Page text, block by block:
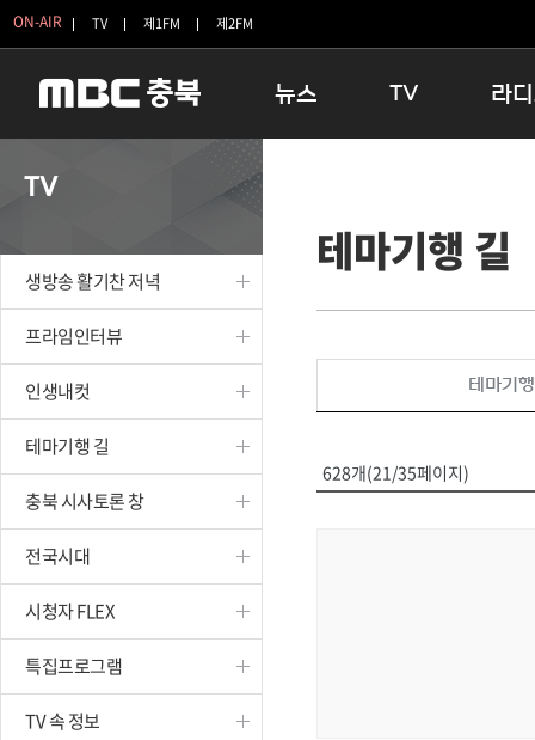
ON-AIR TV 제1FM 제2FM
뉴스
보은
옥천
TV
인생내컷
테마기행 길
시청자 FLEX
라
16:00
우리 고
TV
생방송 활기찬 저녁
프라임인터뷰
인생내컷
테마기행 길
충북 시사토론 창
전국시대
시청자 FLEX
특집프로그램
TV 속 정보
테마기행 길
테마기
628개(21/35페이지)